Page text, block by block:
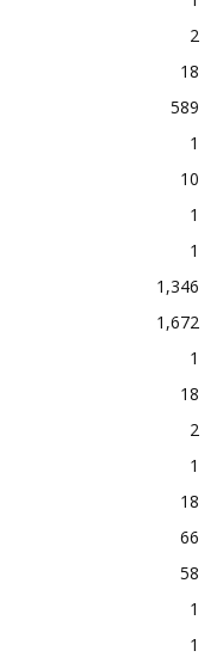
2
18
589
1
10
1
1
1,346
1,672
1
18
2
1
18
66
58
1
1